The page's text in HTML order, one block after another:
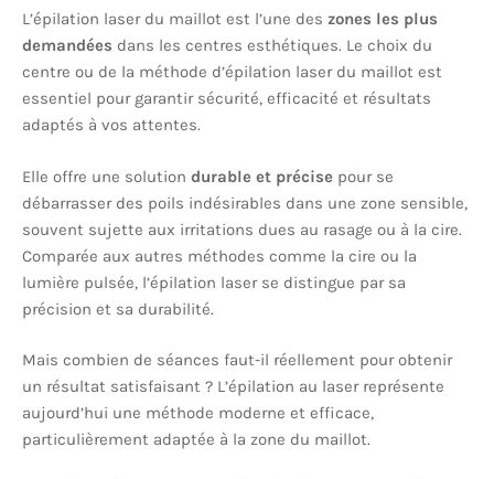
L’épilation laser du maillot est l’une des zones les plus
demandées dans les centres esthétiques. Le choix du
centre ou de la méthode d’épilation laser du maillot est
essentiel pour garantir sécurité, efficacité et résultats
adaptés à vos attentes.
Elle offre une solution durable et précise pour se
débarrasser des poils indésirables dans une zone sensible,
souvent sujette aux irritations dues au rasage ou à la cire.
Comparée aux autres méthodes comme la cire ou la
lumière pulsée, l’épilation laser se distingue par sa
précision et sa durabilité.
Mais combien de séances faut-il réellement pour obtenir
un résultat satisfaisant ? L’épilation au laser représente
aujourd’hui une méthode moderne et efficace,
particulièrement adaptée à la zone du maillot.